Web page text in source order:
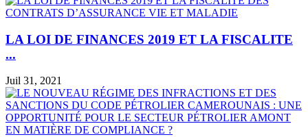
LA LOI DE FINANCES 2019 ET LA FISCALITE
...
Juil 31, 2021